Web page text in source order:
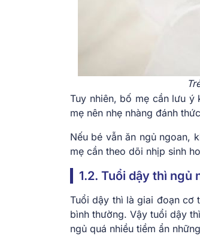
Tuy nhiên, bố mẹ cần lưu
mẹ nên nhẹ nhàng đánh
Nếu bé vẫn ăn ngủ ngoan,
mẹ cần theo dõi nhịp sinh
1.2. Tuổi dậy thì ngủ
Tuổi dậy thì là giai đoạn cơ
bình thường. Vậy tuổi dậy
ngủ quá nhiều tiềm ẩn